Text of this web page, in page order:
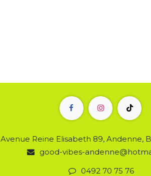
Avenue Reine Elisabeth 89, Andenne,
good-vibes-
0492 70 75 76